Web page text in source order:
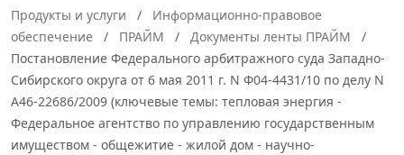
Продукты и услуги
Информационно-правовое
обеспечение
ПРАЙМ
Документы ленты ПРАЙМ
Постановление Федерального арбитражного суда Западно-
Сибирского округа от 6 мая 2011 г. N Ф04-4431/10 по делу N
А46-22686/2009 (ключевые темы: тепловая энергия -
Федеральное агентство по управлению государственным
имуществом - общежитие - жилой дом - научно-